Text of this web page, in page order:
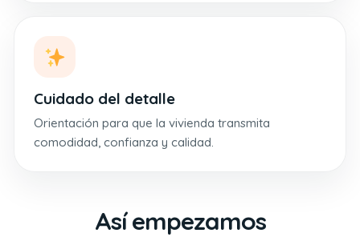
Cuidado del detalle
Orientación para que la vivienda transmita
comodidad, confianza y calidad.
Así empezamos